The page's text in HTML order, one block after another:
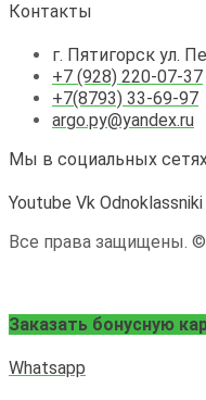
Контакты
г. Пятигорск ул.
+7 (928) 220-07-37
+7(8793) 33-69-97
argo.py@yandex.ru
Мы в социальных
Youtube Vk Odnoklassniki
Все права защищены.
Заказать бонусную
Whatsapp